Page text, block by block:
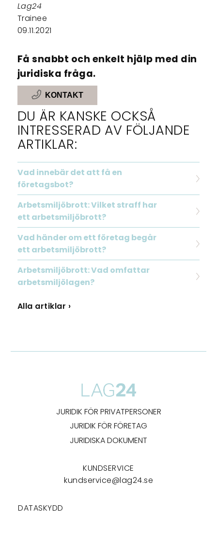
Lag24
Trainee
09.11.2021
Få snabbt och enkelt hjälp med din
juridiska fråga.
KONTAKT
DU ÄR KANSKE OCKSÅ
INTRESSERAD AV FÖLJANDE
ARTIKLAR:
Vad innebär det att få en
företagsbot?
Arbetsmiljöbrott: Vilket straff har
ett arbetsmiljöbrott?
Vad händer om ett företag begår
ett arbetsmiljöbrott?
Arbetsmiljöbrott: Vad omfattar
arbetsmiljölagen?
Alla artiklar ›
JURIDIK FÖR PRIVATPERSONER
JURIDIK FÖR FÖRETAG
JURIDISKA DOKUMENT
KUNDSERVICE
kundservice@lag24.se
DATASKYDD